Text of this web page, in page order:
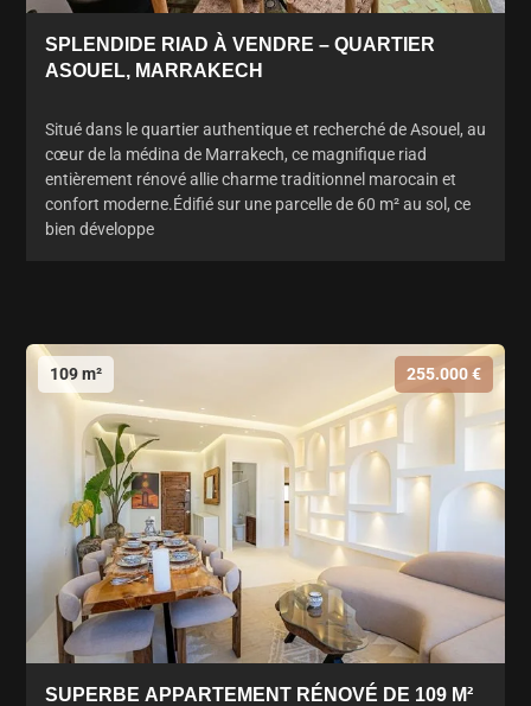
SPLENDIDE RIAD À VENDRE – QUARTIER
ASOUEL, MARRAKECH
Situé dans le quartier authentique et recherché de Asouel, au
cœur de la médina de Marrakech, ce magnifique riad
entièrement rénové allie charme traditionnel marocain et
confort moderne.Édifié sur une parcelle de 60 m² au sol, ce
bien développe
109 m² 255.000 €
SUPERBE APPARTEMENT RÉNOVÉ DE 109 M²